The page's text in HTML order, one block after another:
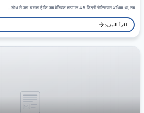
शोध से पता चलता है कि जब वैश्विक तापमान 4.5 डिग्री सेल्सियस अधिक था, तब…
اقرأ المزيد